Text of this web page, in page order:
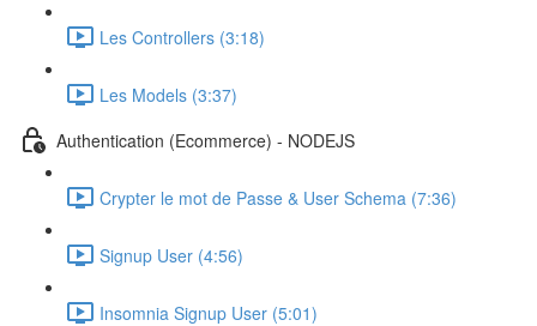
Les Controllers (3:18)
Les Models (3:37)
Authentication (Ecommerce) - NODEJS
Crypter le mot de Passe & User Schema (7:36)
Signup User (4:56)
Insomnia Signup User (5:01)